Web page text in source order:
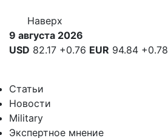
Наверх
9 августа 2026
USD 82.17 +0.76 EUR 94.84 +0.78
Статьи
Новости
Military
Экспертное мнение